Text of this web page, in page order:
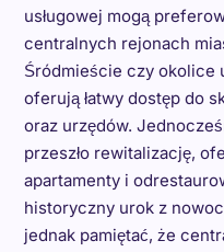
usługowej mogą
centralnych rejonach
Śródmieście czy okolice
oferują łatwy dostęp do
oraz urzędów.
przeszło rewitalizację,
apartamenty i
historyczny urok z
jednak pamiętać, że